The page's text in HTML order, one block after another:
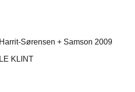
Harrit-Sørensen + Samson 2009
LE KLINT